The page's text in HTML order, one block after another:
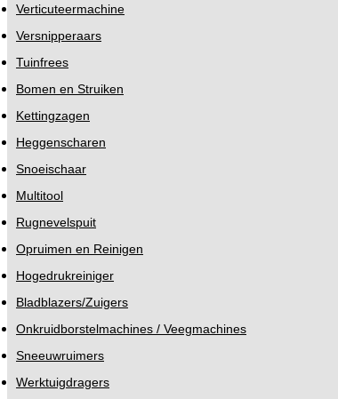
Verticuteermachine
Versnipperaars
Tuinfrees
Bomen en Struiken
Kettingzagen
Heggenscharen
Snoeischaar
Multitool
Rugnevelspuit
Opruimen en Reinigen
Hogedrukreiniger
Bladblazers/Zuigers
Onkruidborstelmachines / Veegmachines
Sneeuwruimers
Werktuigdragers